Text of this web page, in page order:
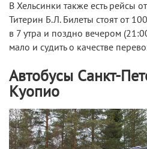
В Хельсинки также есть рейсы
Титерин Б.Л. Билеты стоят от
в 7 утра и поздно вечером
мало и судить о качестве
Автобусы Санкт-
Куопио